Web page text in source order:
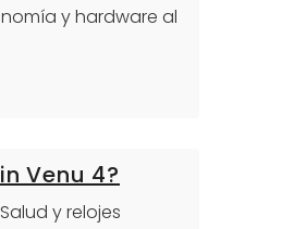
y hardware al
Venu 4?
y relojes